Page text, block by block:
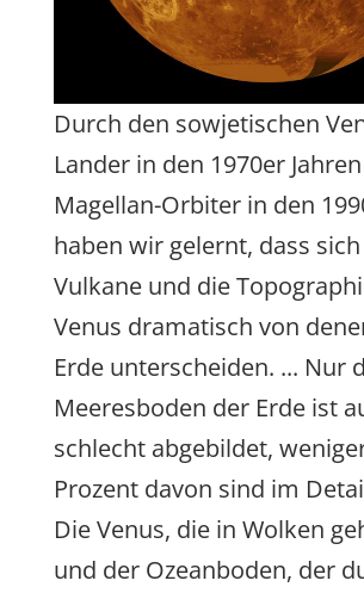
Durch den sowjetischen
Lander in den 1970er
Magellan-Orbiter in den
haben wir gelernt, dass
Vulkane und die
Venus dramatisch von
Erde unterscheiden. ... Nur
Meeresboden der Erde ist
schlecht abgebildet,
Prozent davon sind im
Die Venus, die in Wolken
und der Ozeanboden, der